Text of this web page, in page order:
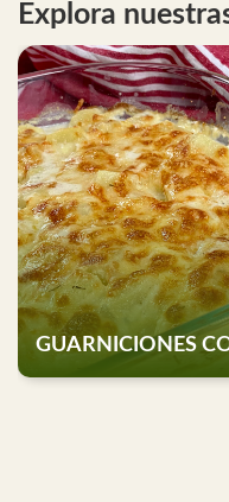
Explora
GUARNICIONES